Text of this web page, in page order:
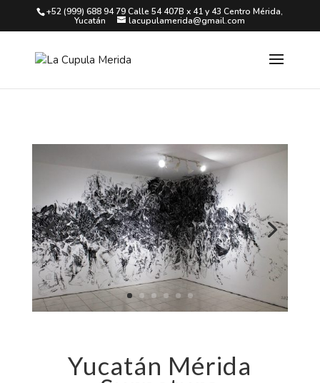
+52 (999) 688 94 79 Calle 54 407B x 41 y 43 Centro Mérida,
Yucatán
lacupulamerida@gmail.com
Yucatán Mérida